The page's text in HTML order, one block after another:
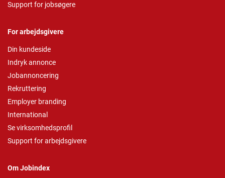
Support for jobsøgere
For arbejdsgivere
Din kundeside
Indryk annonce
Jobannoncering
Rekruttering
Employer branding
International
Se virksomhedsprofil
Support for arbejdsgivere
Om Jobindex